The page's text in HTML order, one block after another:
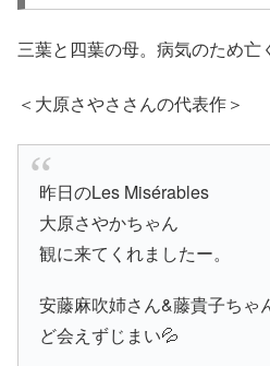
三葉と四葉の母。病気のため亡
＜大原さやささんの代表作＞
昨日のLes Misérables
大原さやかちゃん
観に来てくれましたー。
安藤麻吹姉さん&藤貴子ちゃ
ど会えずじまい💦